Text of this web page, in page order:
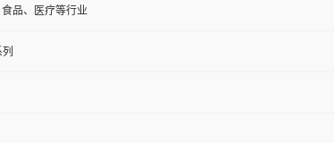
品、医疗等行业